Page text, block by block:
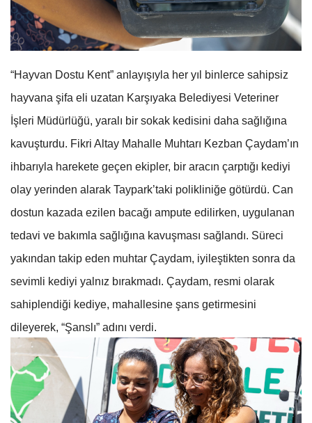
“Hayvan Dostu Kent” anlayışıyla her yıl binlerce sahipsiz
hayvana şifa eli uzatan Karşıyaka Belediyesi Veteriner
İşleri Müdürlüğü, yaralı bir sokak kedisini daha sağlığına
kavuşturdu. Fikri Altay Mahalle Muhtarı Kezban Çaydam’ın
ihbarıyla harekete geçen ekipler, bir aracın çarptığı kediyi
olay yerinden alarak Taypark’taki polikliniğe götürdü. Can
dostun kazada ezilen bacağı ampute edilirken, uygulanan
tedavi ve bakımla sağlığına kavuşması sağlandı. Süreci
yakından takip eden muhtar Çaydam, iyileştikten sonra da
sevimli kediyi yalnız bırakmadı. Çaydam, resmi olarak
sahiplendiği kediye, mahallesine şans getirmesini
dileyerek, “Şanslı” adını verdi.